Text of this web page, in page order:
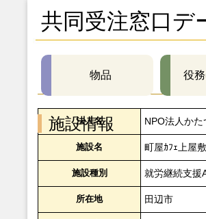
共同受注窓口デ
物品 役
施設情報
法人名 NPO法人か
施設名 町屋ｶﾌｪ上屋
施設種別 就労継続支援
所在地 田辺市